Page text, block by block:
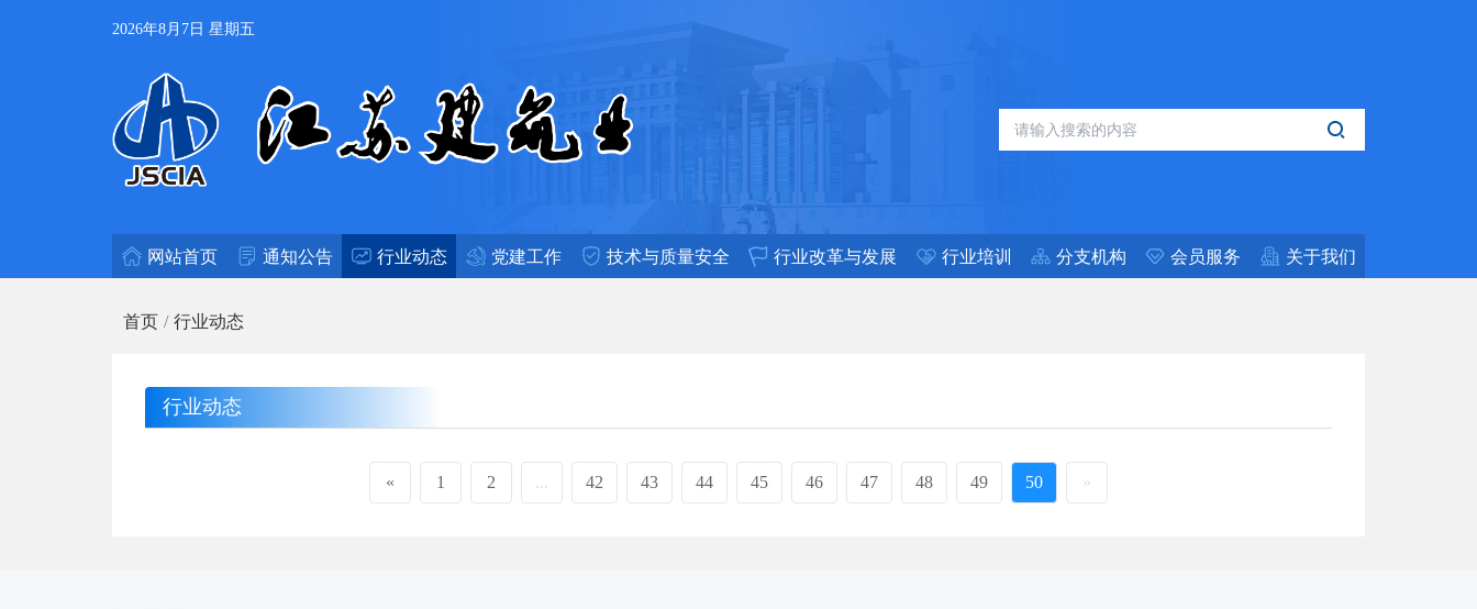
2026年8月7日 星期五
网站首页 通知公告 行业动态 党建工作 技术与质量安全 行业改革与发展 行业培训 分支机构 会员服务 关于我们
首页 行业动态
行业动态
« 1 2 ... 42 43 44 45 46 47 48 49 50 »